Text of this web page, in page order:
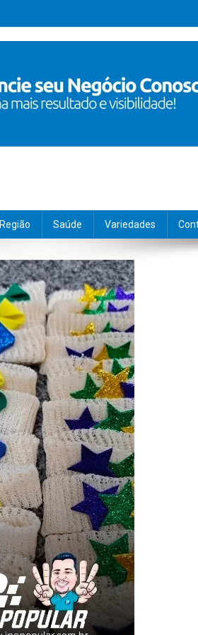
Região Saúde Variedades